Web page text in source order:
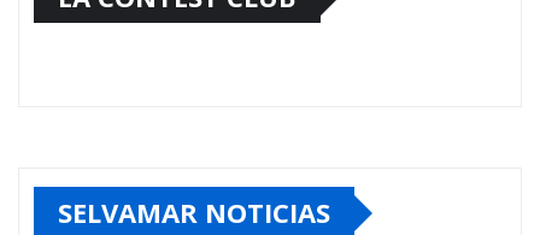
SELVAMAR NOTICIAS